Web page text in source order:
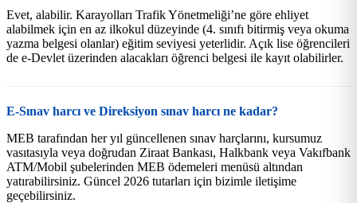
Evet, alabilir. Karayolları Trafik Yönetmeliği’ne göre ehliyet
alabilmek için en az ilkokul düzeyinde (4. sınıfı bitirmiş veya okuma
yazma belgesi olanlar) eğitim seviyesi yeterlidir. Açık lise öğrencileri
de e-Devlet üzerinden alacakları öğrenci belgesi ile kayıt olabilirler.
E-Sınav harcı ve Direksiyon sınav harcı ne kadar?
MEB tarafından her yıl güncellenen sınav harçlarını, kursumuz
vasıtasıyla veya doğrudan Ziraat Bankası, Halkbank veya Vakıfbank
ATM/Mobil şubelerinden MEB ödemeleri menüsü altından
yatırabilirsiniz. Güncel 2026 tutarları için bizimle iletişime
geçebilirsiniz.